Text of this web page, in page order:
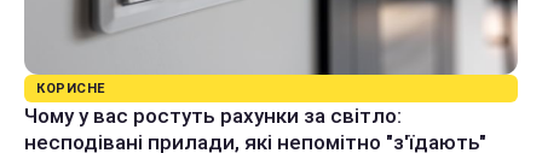
КОРИСНЕ
Чому у вас ростуть рахунки за світло:
несподівані прилади, які непомітно "з'їдають"